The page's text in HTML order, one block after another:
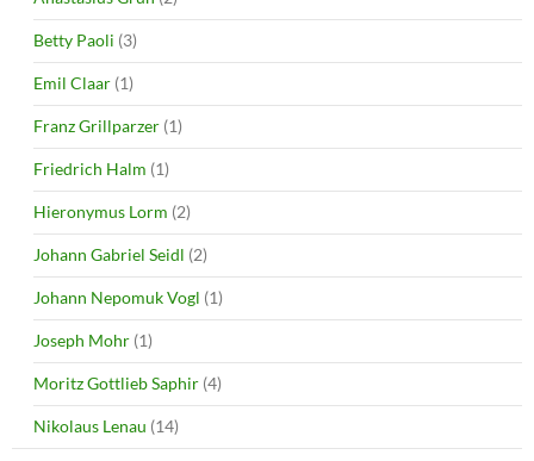
Betty Paoli (3)
Emil Claar (1)
Franz Grillparzer (1)
Friedrich Halm (1)
Hieronymus Lorm (2)
Johann Gabriel Seidl (2)
Johann Nepomuk Vogl (1)
Joseph Mohr (1)
Moritz Gottlieb Saphir (4)
Nikolaus Lenau (14)